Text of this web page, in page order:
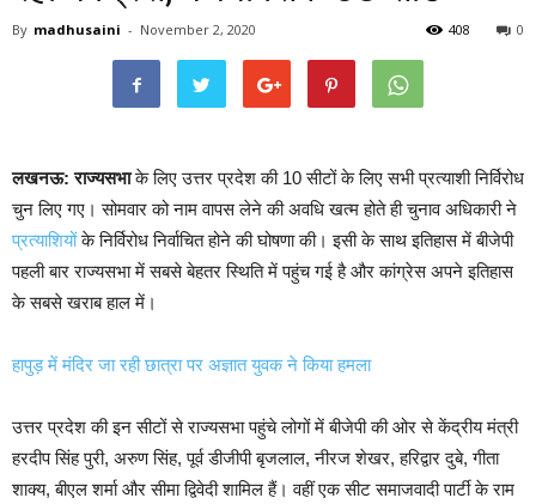
By madhusaini - November 2, 2020 0
408
लखनऊ: राज्यसभाके लिए उत्तर प्रदेश की 10 सीटों के लिए सभी प्रत्याशी निर्विरोध
चुन लिए गए। सोमवार को नाम वापस लेने की अवधि खत्म होते ही चुनाव अधिकारी ने
प्रत्याशियोंके निर्विरोध निर्वाचित होने की घोषणा की। इसी के साथ इतिहास में बीजेपी
पहली बार राज्यसभा में सबसे बेहतर स्थिति में पहुंच गई है और कांग्रेस अपने इतिहास
के सबसे खराब हाल में।
हापुड़ में मंदिर जा रही छात्रा पर अज्ञात युवक ने किया हमला
उत्तर प्रदेश की इन सीटों से राज्यसभा पहुंचे लोगों में बीजेपी की ओर से केंद्रीय मंत्री
हरदीप सिंह पुरी, अरुण सिंह, पूर्व डीजीपी बृजलाल, नीरज शेखर, हरिद्वार दुबे, गीता
शाक्य, बीएल शर्मा और सीमा द्विवेदी शामिल हैं। वहीं एक सीट समाजवादी पार्टी के राम